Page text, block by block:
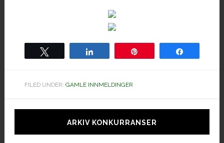
FILED UNDER: GAMLE INNMELDINGER
Hoved
ARKIV KONKURRANSER